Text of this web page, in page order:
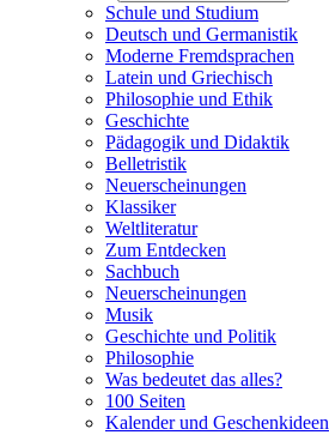
Schule und Studium
Deutsch und Germanistik
Moderne Fremdsprachen
Latein und Griechisch
Philosophie und Ethik
Geschichte
Pädagogik und Didaktik
Belletristik
Neuerscheinungen
Klassiker
Weltliteratur
Zum Entdecken
Sachbuch
Neuerscheinungen
Musik
Geschichte und Politik
Philosophie
Was bedeutet das alles?
100 Seiten
Kalender und Geschenkideen